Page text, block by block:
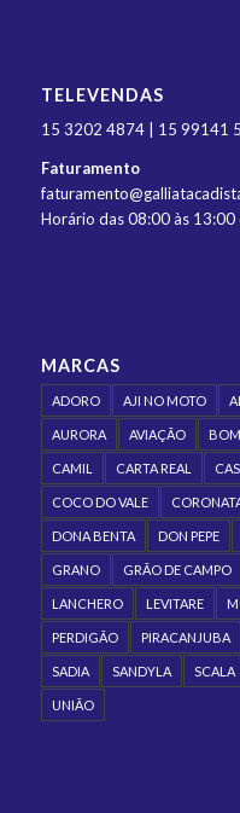
TELEVENDAS
15 3202 4874 | 15 99141
Faturamento
Horário das 08:00 às 13:00
MARCAS
ADORO AJI NO MOTO
AURORA AVIAÇÃO
CAMIL CARTA REAL
COCO DO VALE
DONA BENTA DON PEPE
GRANO GRÃO DE CAMPO
LANCHERO LEVITARE
PERDIGÃO PIRACANJUBA
SADIA SANDYLA SCALA
UNIÃO